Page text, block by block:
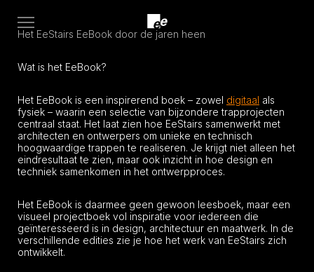
Open
menu
Het EeStairs EeBook door de jaren heen
Wat is het EeBook?
Het EeBook is een inspirerend boek – zowel digitaal als
fysiek – waarin een selectie van bijzondere trapprojecten
centraal staat. Het laat zien hoe EeStairs samenwerkt met
architecten en ontwerpers om unieke en technisch
hoogwaardige trappen te realiseren. Je krijgt niet alleen het
eindresultaat te zien, maar ook inzicht in hoe design en
techniek samenkomen in het ontwerpproces.
Het EeBook is daarmee geen gewoon leesboek, maar een
visueel projectboek vol inspiratie voor iedereen die
geïnteresseerd is in design, architectuur en maatwerk. In de
verschillende edities zie je hoe het werk van EeStairs zich
ontwikkelt.